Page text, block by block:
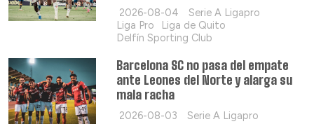
2026-08-04
Serie A Ligapro
Liga Pro
Liga de Quito
Delfín Sporting Club
Barcelona SC no pasa del empate
ante Leones del Norte y alarga su
mala racha
2026-08-03
Serie A Ligapro